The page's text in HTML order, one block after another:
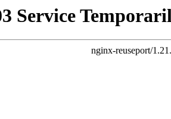
Service
nginx-reuseport/